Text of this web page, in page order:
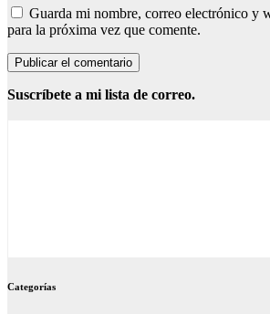
Guarda mi nombre, correo electrónico y
para la próxima vez que comente.
Suscríbete a mi lista de correo.
Categorías